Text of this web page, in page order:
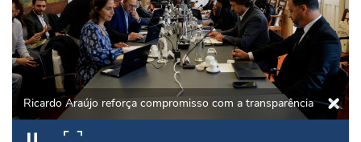
Ricardo Araújo reforça compromisso com a transparência